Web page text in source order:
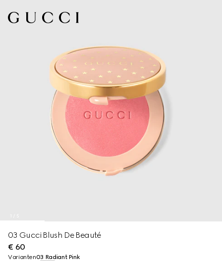
03 Gucci Blush De Beauté
€ 60
Varianten03 Radiant Pink